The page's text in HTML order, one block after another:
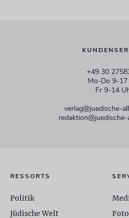
+49 30
Mo-Do 9-17
Fr 9-14
verlag@juedische-
RESSORTS
Politik
Jüdische Welt